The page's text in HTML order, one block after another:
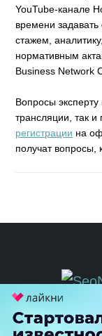
YouTube-канале
времени
стажем,
нормативным
Business Network
Вопросы
трансляции, так
регистрации на
получат вопросы,
©